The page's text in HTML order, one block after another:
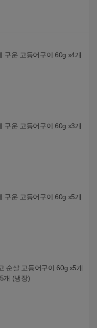
구운 고등어구이 60g x4개
구운 고등어구이 60g x3개
구운 고등어구이 60g x5개
순살 고등어구이 60g x5개
개 (냉장)